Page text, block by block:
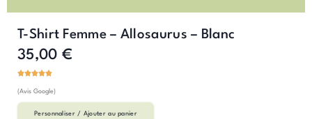
T-Shirt Femme – Allosaurus – Blanc
35,00 €
(Avis Google)
Personnaliser / Ajouter au panier